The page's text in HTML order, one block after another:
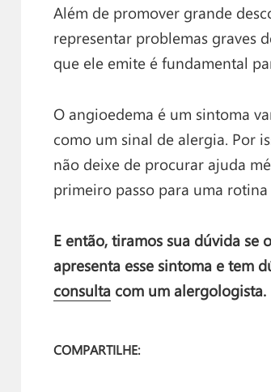
Além de promover grande
representar problemas graves
que ele emite é fundamental
O angioedema é um sintoma
como um sinal de alergia. Por
não deixe de procurar ajuda
primeiro passo para uma
E então, tiramos sua dúvida se
apresenta esse sintoma e tem
consulta com um alergologista.
COMPARTILHE: